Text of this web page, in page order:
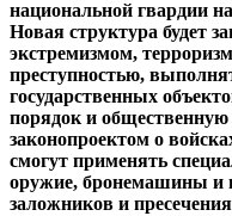
национальной гвардии
Новая структура будет
экстремизмом,
преступностью,
государственных
порядок и общественную
законопроектом о
смогут применять
оружие, бронемашины и
заложников и